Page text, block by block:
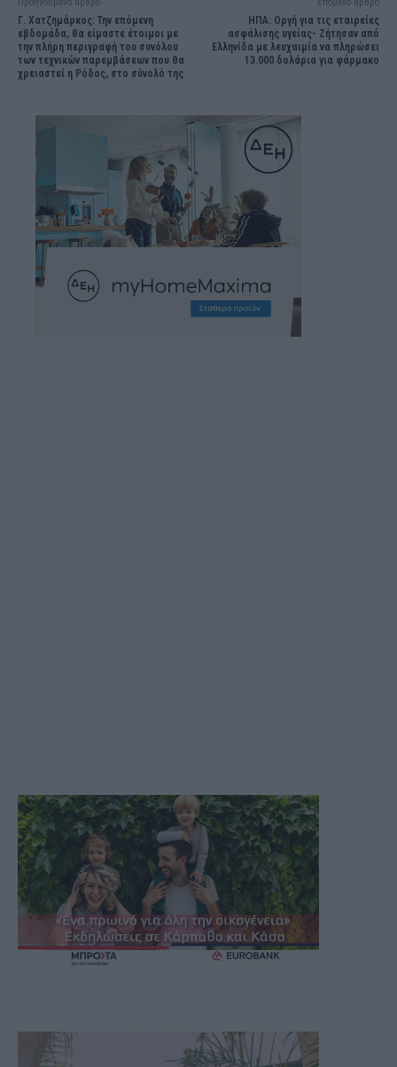
Προηγούμενο άρθρο
Γ. Χατζημάρκος: Την επόμενη
εβδομάδα, θα είμαστε έτοιμοι με
την πλήρη περιγραφή του συνόλου
των τεχνικών παρεμβάσεων που θα
χρειαστεί η Ρόδος, στο σύνολό της
Επόμενο άρθρο
ΗΠΑ: Οργή για τις εταιρείες
ασφάλισης υγείας- Ζήτησαν από
Ελληνίδα με λευχαιμία να πληρώσει
13.000 δολάρια για φάρμακο